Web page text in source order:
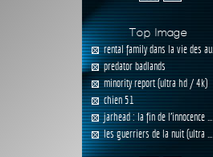
Top Image
rental family dans la vie des au...
predator badlands
minority report (ultra hd / 4k)
chien 51
jarhead : la fin de l'innocence ...
les guerriers de la nuit (ultra ...